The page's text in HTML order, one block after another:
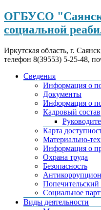
ОГБУСО
социальной
Иркутская область, г.
телефон 8(39553) 5-25-48,
Сведения
Информация о
Документы
Информация о
Кадровый состав
Карта
Материально-
Информация о
Охрана труда
Безопасность
Попечительский
Социальное
Виды деятельности